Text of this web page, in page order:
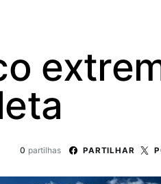
0 partilhas PARTILHAR